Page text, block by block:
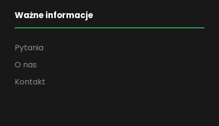
Ważne informacje
Pytania
O nas
Kontakt